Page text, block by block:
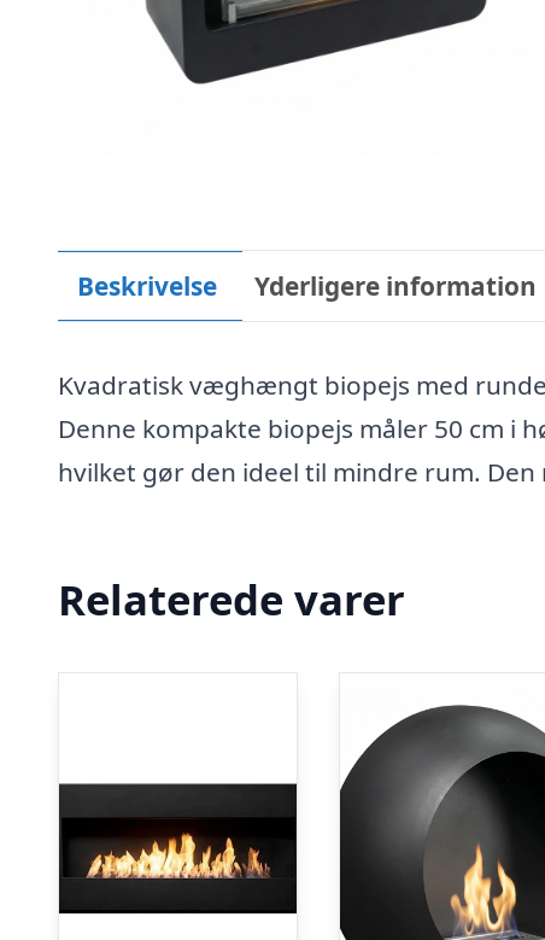
Beskrivelse Yderligere information
Kvadratisk væghængt biopejs med
Denne kompakte biopejs måler 50 cm i
hvilket gør den ideel til mindre rum.
Relaterede varer